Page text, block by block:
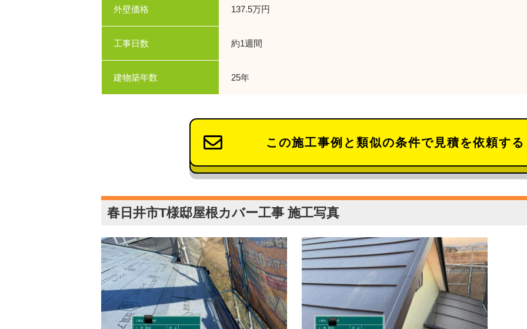
外壁価格 137.5万円
工事日数 約1週間
建物築年数 25年
この施工事例と類似の条件で見積を依頼する
春日井市T様邸屋根カバー工事 施工写真